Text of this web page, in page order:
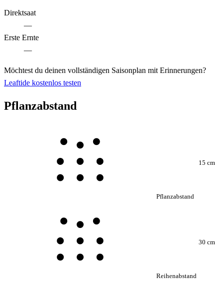
Direktsaat
—
Erste Ernte
—
Möchtest du deinen vollständigen Saisonplan mit Erinnerungen?
Leaftide kostenlos testen
Pflanzabstand
Pflanzabstand
15 cm
Reihenabstand
30 cm